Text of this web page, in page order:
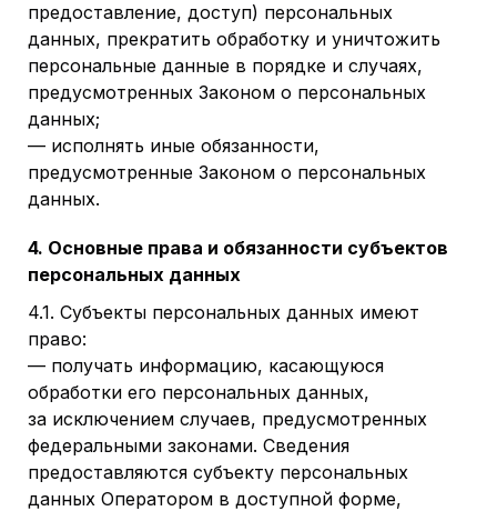
предоставление, доступ) персональных
данных, прекратить обработку и уничтожить
персональные данные в порядке и случаях,
предусмотренных Законом о персональных
данных;
— исполнять иные обязанности,
предусмотренные Законом о персональных
данных.
4. Основные права и обязанности субъектов
персональных данных
4.1. Субъекты персональных данных имеют
право:
— получать информацию, касающуюся
обработки его персональных данных,
за исключением случаев, предусмотренных
федеральными законами. Сведения
предоставляются субъекту персональных
данных Оператором в доступной форме,